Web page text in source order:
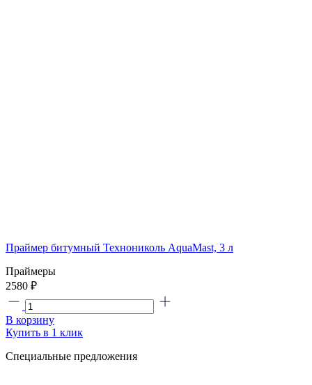
Праймер битумный Технониколь AquaMast, 3 л
Праймеры
2580 ₽
В корзину
Купить в 1 клик
Специальные предложения